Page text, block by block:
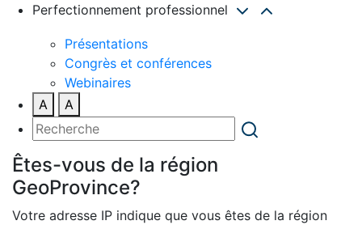
Perfectionnement professionnel
Présentations
Congrès et conférences
Webinaires
A
A
Êtes-vous de la région
GeoProvince?
Votre adresse IP indique que vous êtes de la région